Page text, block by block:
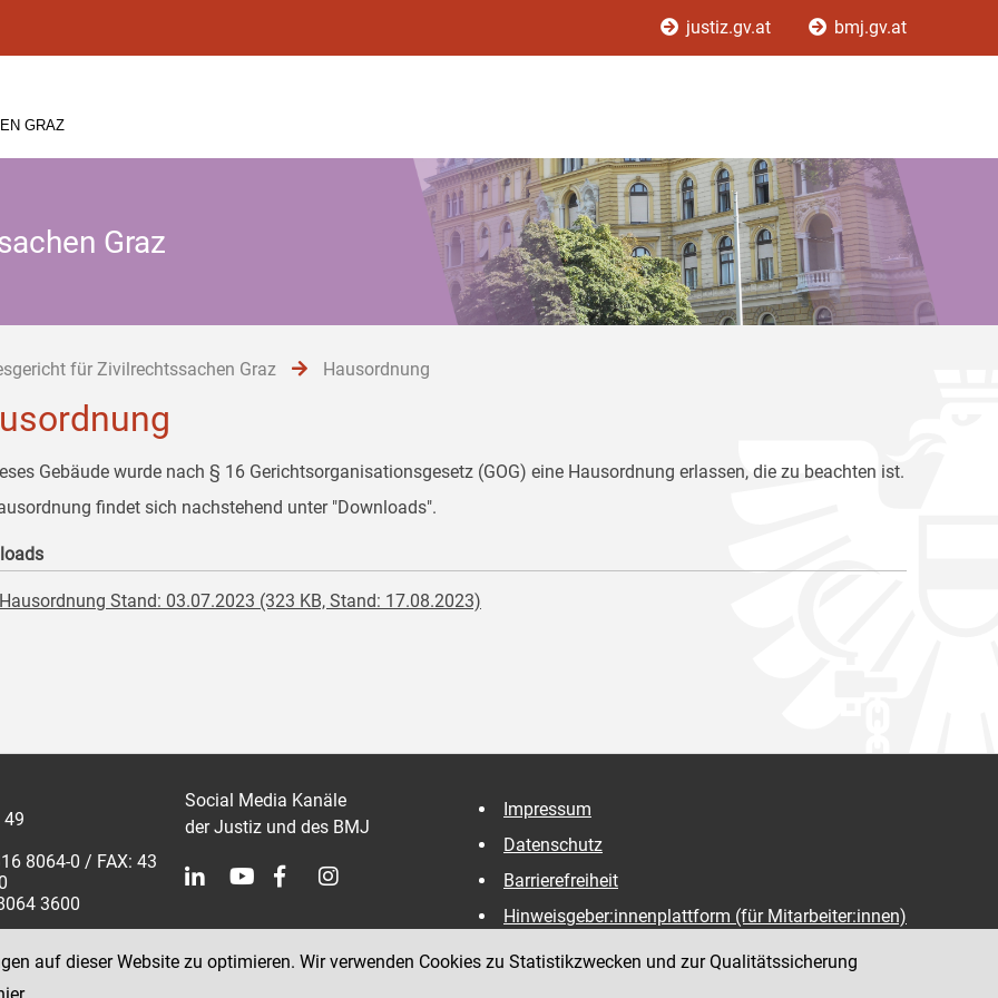
justiz.gv.at bmj.gv.at
GRAZ
Graz
für Zivilrechtssachen Graz Hausordnung
Gebäude wurde nach § 16 Gerichtsorganisationsgesetz (GOG) eine Hausordnung erlassen, die zu beachten ist.
findet sich nachstehend unter "Downloads".
Hausordnung Stand: 03.07.2023 (323 KB, Stand: 17.08.2023)
49
8064-0 / FAX: 43
3600
Social Media Kanäle
der Justiz und des BMJ
Impressum
Datenschutz
Barrierefreiheit
Hinweisgeber:innenplattform (für Mitarbeiter:innen)
auf dieser Website zu optimieren. Wir verwenden Cookies zu Statistikzwecken und zur Qualitätssicherung